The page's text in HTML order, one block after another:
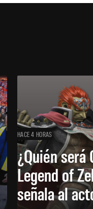
HACE 4 HORAS
¿Quién será
Legend of
señala al